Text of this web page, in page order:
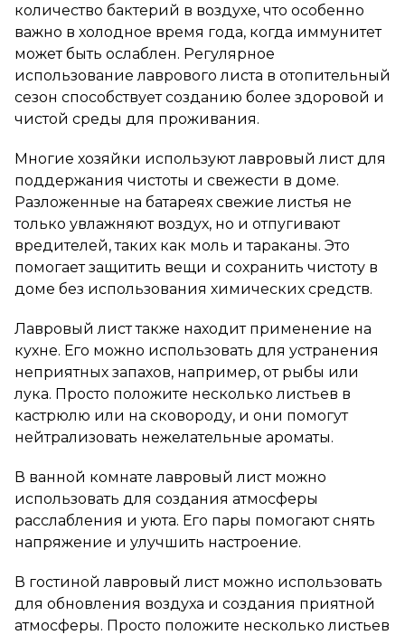
количество бактерий в воздухе, что особенно
важно в холодное время года, когда иммунитет
может быть ослаблен. Регулярное
использование лаврового листа в отопительный
сезон способствует созданию более здоровой и
чистой среды для проживания.
Многие хозяйки используют лавровый лист для
поддержания чистоты и свежести в доме.
Разложенные на батареях свежие листья не
только увлажняют воздух, но и отпугивают
вредителей, таких как моль и тараканы. Это
помогает защитить вещи и сохранить чистоту в
доме без использования химических средств.
Лавровый лист также находит применение на
кухне. Его можно использовать для устранения
неприятных запахов, например, от рыбы или
лука. Просто положите несколько листьев в
кастрюлю или на сковороду, и они помогут
нейтрализовать нежелательные ароматы.
В ванной комнате лавровый лист можно
использовать для создания атмосферы
расслабления и уюта. Его пары помогают снять
напряжение и улучшить настроение.
В гостиной лавровый лист можно использовать
для обновления воздуха и создания приятной
атмосферы. Просто положите несколько листьев